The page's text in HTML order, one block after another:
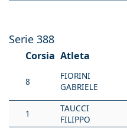
Serie 388
Corsia Atleta
8
FIORINI
GABRIELE
1
TAUCCI
FILIPPO